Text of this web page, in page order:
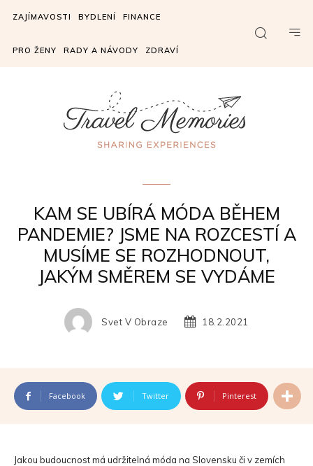
ZAJÍMAVOSTI BYDLENÍ FINANCE
PRO ŽENY RADY A NÁVODY ZDRAVÍ
KAM SE UBÍRÁ MÓDA BĚHEM
PANDEMIE? JSME NA ROZCESTÍ A
MUSÍME SE ROZHODNOUT,
JAKÝM SMĚREM SE VYDÁME
Svet V Obraze 18.2.2021
Facebook Twitter Pinterest
Jakou budoucnost má udržitelná móda na Slovensku či v zemích